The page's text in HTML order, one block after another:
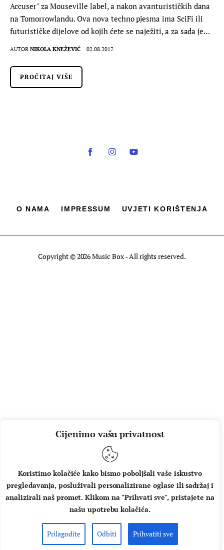
Cijenimo vašu privatnost
Koristimo kolačiće kako bismo poboljšali vaše iskustvo
pregledavanja, posluživali personalizirane oglase ili sadržaj i
analizirali naš promet. Klikom na "Prihvati sve", pristajete na
našu upotrebu kolačića.
Prilagodite Odbiti Prihvatiti sve
Accuser" za Mouseville label, a nakon avanturističkih dana
na Tomorrowlandu. Ova nova techno pjesma ima SciFi ili
futurističke dijelove od kojih ćete se naježiti, a za sada je…
AUTOR NIKOLA KNEŽEVIĆ 02.08.2017.
PROČITAJ VIŠE
O NAMA IMPRESSUM UVJETI KORIŠTENJA
Copyright © 2026 Music Box - All rights reserved.